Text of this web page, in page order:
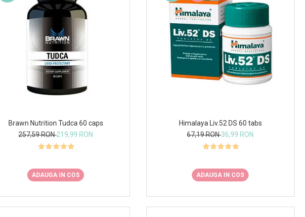
Brawn Nutrition Tudca 60 caps
257,59 RON219,99 RON
ADAUGA IN COS
Himalaya Liv.52 DS 60 tabs
67,19 RON36,99 RON
ADAUGA IN COS